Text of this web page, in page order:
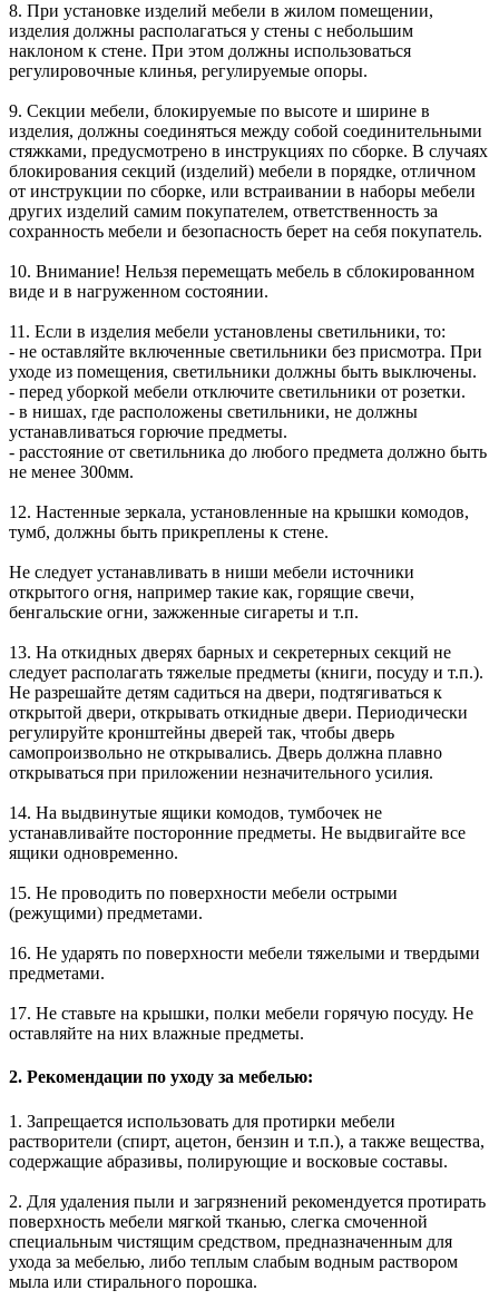
8. При установке изделий мебели в жилом помещении,
изделия должны располагаться у стены с небольшим
наклоном к стене. При этом должны использоваться
регулировочные клинья, регулируемые опоры.
9. Секции мебели, блокируемые по высоте и ширине в
изделия, должны соединяться между собой соединительными
стяжками, предусмотрено в инструкциях по сборке. В случаях
блокирования секций (изделий) мебели в порядке, отличном
от инструкции по сборке, или встраивании в наборы мебели
других изделий самим покупателем, ответственность за
сохранность мебели и безопасность берет на себя покупатель.
10. Внимание! Нельзя перемещать мебель в сблокированном
виде и в нагруженном состоянии.
11. Если в изделия мебели установлены светильники, то:
- не оставляйте включенные светильники без присмотра. При
уходе из помещения, светильники должны быть выключены.
- перед уборкой мебели отключите светильники от розетки.
- в нишах, где расположены светильники, не должны
устанавливаться горючие предметы.
- расстояние от светильника до любого предмета должно быть
не менее 300мм.
12. Настенные зеркала, установленные на крышки комодов,
тумб, должны быть прикреплены к стене.
Не следует устанавливать в ниши мебели источники
открытого огня, например такие как, горящие свечи,
бенгальские огни, зажженные сигареты и т.п.
13. На откидных дверях барных и секретерных секций не
следует располагать тяжелые предметы (книги, посуду и т.п.).
Не разрешайте детям садиться на двери, подтягиваться к
открытой двери, открывать откидные двери. Периодически
регулируйте кронштейны дверей так, чтобы дверь
самопроизвольно не открывались. Дверь должна плавно
открываться при приложении незначительного усилия.
14. На выдвинутые ящики комодов, тумбочек не
устанавливайте посторонние предметы. Не выдвигайте все
ящики одновременно.
15. Не проводить по поверхности мебели острыми
(режущими) предметами.
16. Не ударять по поверхности мебели тяжелыми и твердыми
предметами.
17. Не ставьте на крышки, полки мебели горячую посуду. Не
оставляйте на них влажные предметы.
2. Рекомендации по уходу за мебелью:
1. Запрещается использовать для протирки мебели
растворители (спирт, ацетон, бензин и т.п.), а также вещества,
содержащие абразивы, полирующие и восковые составы.
2. Для удаления пыли и загрязнений рекомендуется протирать
поверхность мебели мягкой тканью, слегка смоченной
специальным чистящим средством, предназначенным для
ухода за мебелью, либо теплым слабым водным раствором
мыла или стирального порошка.